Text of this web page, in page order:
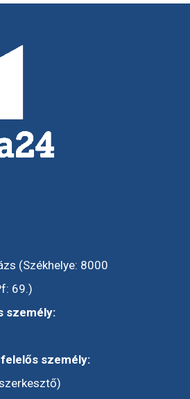
(Székhelye: 8000
69.)
személy:
személy: